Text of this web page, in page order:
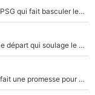
Akliouche, Mika Godts... La semaine à 100M€ du PSG qui fait basculer le mercato du PSG !
Climat toxique et affaire de harcèlement à l’OM : Le départ qui soulage le vestiaire de Bruno Genesio
«Très, très agréablement surpris» : Bruno Genesio fait une promesse pour la suite du mercato de l’OM et rassure les supporters